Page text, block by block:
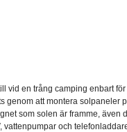
vid en trång camping enbart
genom att montera solpaneler
som solen är framme, även
vattenpumpar och